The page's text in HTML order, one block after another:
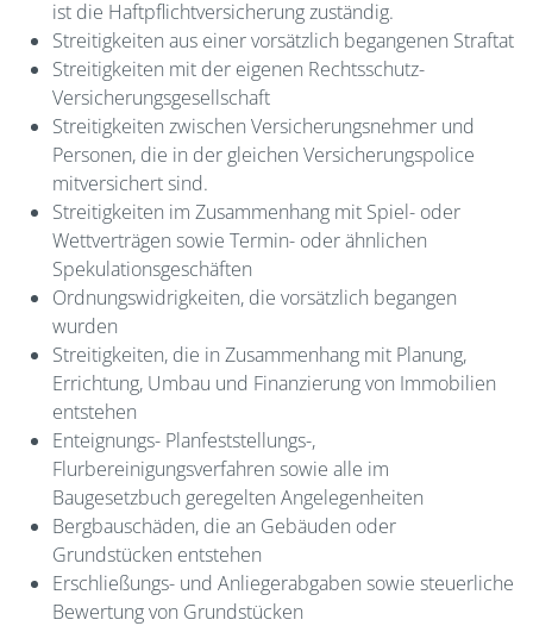
ist die Haftpflichtversicherung zuständig.
Streitigkeiten aus einer vorsätzlich begangenen Straftat
Streitigkeiten mit der eigenen Rechtsschutz-
Versicherungsgesellschaft
Streitigkeiten zwischen Versicherungsnehmer und
Personen, die in der gleichen Versicherungspolice
mitversichert sind.
Streitigkeiten im Zusammenhang mit Spiel- oder
Wettverträgen sowie Termin- oder ähnlichen
Spekulationsgeschäften
Ordnungswidrigkeiten, die vorsätzlich begangen
wurden
Streitigkeiten, die in Zusammenhang mit Planung,
Errichtung, Umbau und Finanzierung von Immobilien
entstehen
Enteignungs- Planfeststellungs-,
Flurbereinigungsverfahren sowie alle im
Baugesetzbuch geregelten Angelegenheiten
Bergbauschäden, die an Gebäuden oder
Grundstücken entstehen
Erschließungs- und Anliegerabgaben sowie steuerliche
Bewertung von Grundstücken